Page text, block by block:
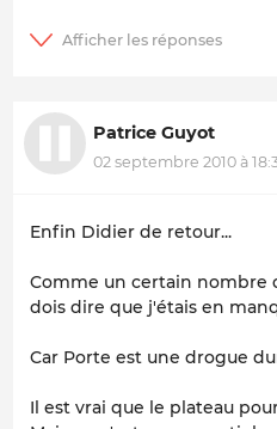
Patrice Guyot
02 septembre 2010 à
Enfin Didier de retour...
Comme un certain nombre
dois dire que j'étais en
Car Porte est une drogue
Il est vrai que le plateau